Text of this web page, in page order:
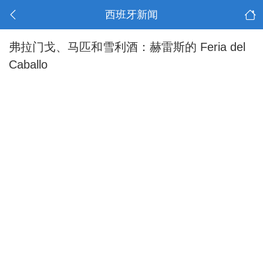
西班牙新闻
弗拉门戈、马匹和雪利酒：赫雷斯的 Feria del
Caballo